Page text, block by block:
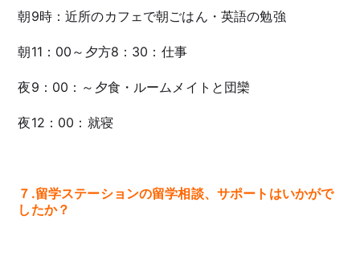
朝9時：近所のカフェで朝ごはん・英語の勉強
朝11：00～夕方8：30：仕事
夜9：00：～夕食・ルームメイトと団欒
夜12：00：就寝
７.留学ステーションの留学相談、サポートはいかがで
したか？